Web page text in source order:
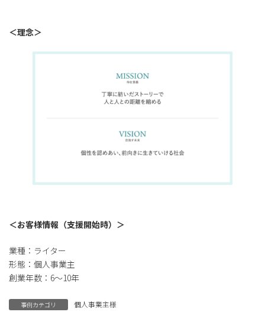
＜理念＞
＜お客様情報（支援開始時）＞
業種：ライター
形態：個人事業主
創業年数：6～10年
事例カテゴリ 個人事業主様